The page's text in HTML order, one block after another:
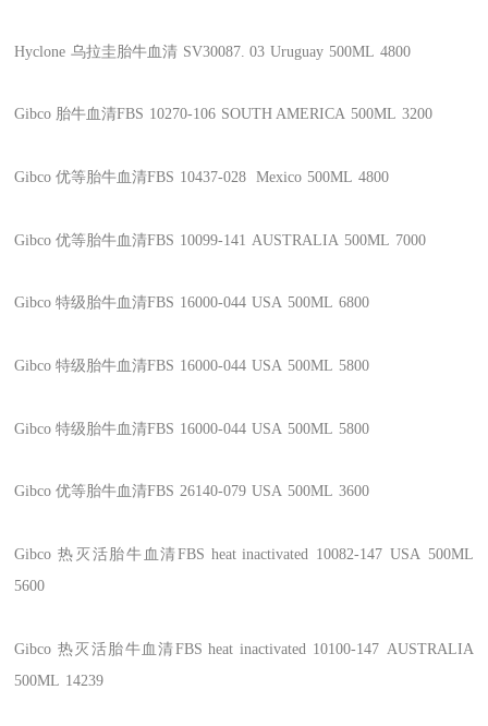
Hyclone 乌拉圭胎牛血清 SV30087. 03 Uruguay 500ML 4800
Gibco 胎牛血清FBS 10270-106 SOUTH AMERICA 500ML 3200
Gibco优等胎牛血清FBS 10437-028 Mexico 500ML 4800
Gibco优等胎牛血清FBS 10099-141 AUSTRALIA 500ML 7000
Gibco特级胎牛血清FBS 16000-044 USA 500ML 6800
Gibco特级胎牛血清FBS 16000-044 USA 500ML 5800
Gibco特级胎牛血清FBS 16000-044 USA 500ML 5800
Gibco优等胎牛血清FBS 26140-079 USA 500ML 3600
Gibco热灭活胎牛血清FBS heat inactivated 10082-147 USA 500ML
5600
Gibco 热灭活胎牛血清FBS heat inactivated 10100-147 AUSTRALIA
500ML 14239